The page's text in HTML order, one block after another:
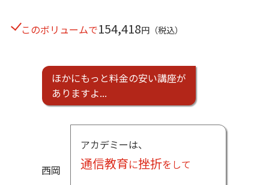
このボリュームで154,418円（税込）
ほかにもっと料金の安い講座が
ありますよ...
アカデミーは、
通信教育に挫折をして